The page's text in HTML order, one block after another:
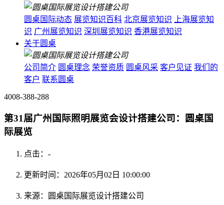
圆桌国际动态 展览知识百科 北京展览知识
上海展览知
识 广州展览知识 深圳展览知识 香港展览知识
关于圆桌
公司简介 圆桌理念 荣誉资质 圆桌风采 客户见证 我们的
客户 联系圆桌
4008-388-288
第31届广州国际照明展览会设计搭建公司：圆桌国
际展览
点击： -
更新时间：2026年05月02日 10:00:00
来源：圆桌国际展览设计搭建公司